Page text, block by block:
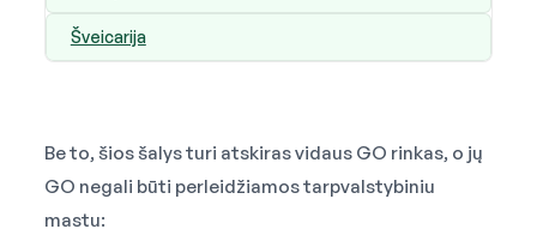
Šveicarija
Be to, šios šalys turi atskiras vidaus GO rinkas, o jų
GO negali būti perleidžiamos tarpvalstybiniu
mastu: